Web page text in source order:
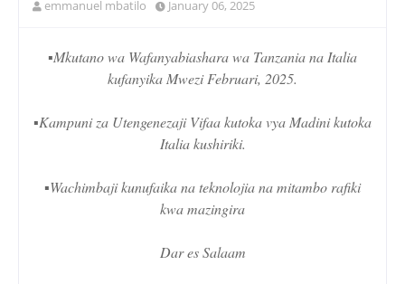
emmanuel mbatilo January 06, 2025
▪️Mkutano wa Wafanyabiashara wa Tanzania na Italia
kufanyika Mwezi Februari, 2025.
▪️Kampuni za Utengenezaji Vifaa kutoka vya Madini kutoka
Italia kushiriki.
▪️Wachimbaji kunufaika na teknolojia na mitambo rafiki
kwa mazingira
Dar es Salaam